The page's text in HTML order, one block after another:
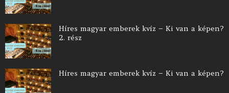
Híres magyar emberek kvíz – Ki van a képen?
2. rész
Híres magyar emberek kvíz – Ki van a képen?